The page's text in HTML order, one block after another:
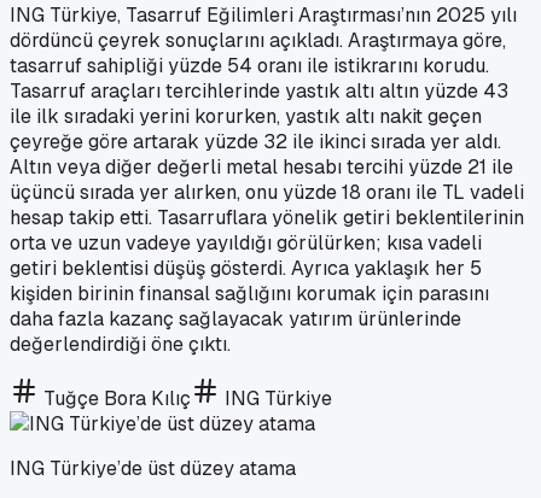
ING Türkiye, Tasarruf Eğilimleri Araştırması’nın 2025 yılı
dördüncü çeyrek sonuçlarını açıkladı. Araştırmaya göre,
tasarruf sahipliği yüzde 54 oranı ile istikrarını korudu.
Tasarruf araçları tercihlerinde yastık altı altın yüzde 43
ile ilk sıradaki yerini korurken, yastık altı nakit geçen
çeyreğe göre artarak yüzde 32 ile ikinci sırada yer aldı.
Altın veya diğer değerli metal hesabı tercihi yüzde 21 ile
üçüncü sırada yer alırken, onu yüzde 18 oranı ile TL vadeli
hesap takip etti. Tasarruflara yönelik getiri beklentilerinin
orta ve uzun vadeye yayıldığı görülürken; kısa vadeli
getiri beklentisi düşüş gösterdi. Ayrıca yaklaşık her 5
kişiden birinin finansal sağlığını korumak için parasını
daha fazla kazanç sağlayacak yatırım ürünlerinde
değerlendirdiği öne çıktı.
Tuğçe Bora Kılıç ING Türkiye
ING Türkiye’de üst düzey atama